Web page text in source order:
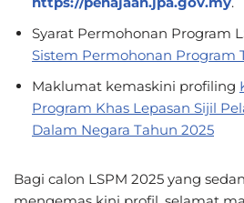
Syarat Permohonan Program
Sistem Permohonan Program
Maklumat kemaskini profiling
Program Khas Lepasan Sijil
Dalam Negara Tahun 2025
Bagi calon LSPM 2025 yang